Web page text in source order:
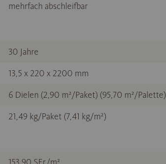
mehrfach abschleifbar
30 Jahre
13,5 x 220 x 2200 mm
6 Dielen (2,90 m²/Paket) (95,70 m²/Palette)
21,49 kg/Paket (7,41 kg/m²)